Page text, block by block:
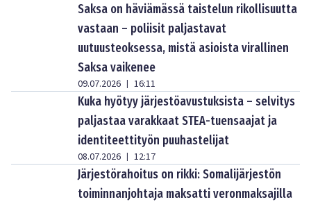
Saksa on häviämässä taistelun rikollisuutta
vastaan – poliisit paljastavat
uutuusteoksessa, mistä asioista virallinen
Saksa vaikenee
09.07.2026 | 16:11
Kuka hyötyy järjestöavustuksista – selvitys
paljastaa varakkaat STEA-tuensaajat ja
identiteettityön puuhastelijat
08.07.2026 | 12:17
Järjestörahoitus on rikki: Somalijärjestön
toiminnanjohtaja maksatti veronmaksajilla